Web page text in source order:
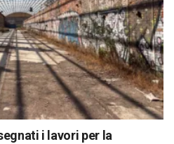
i lavori per la